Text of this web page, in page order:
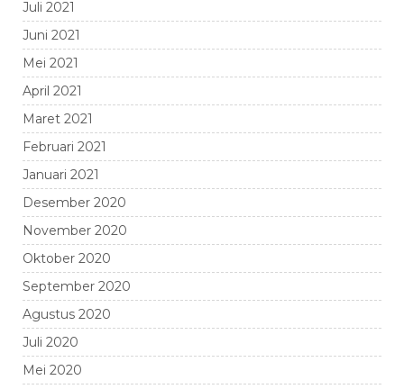
Juli 2021
Juni 2021
Mei 2021
April 2021
Maret 2021
Februari 2021
Januari 2021
Desember 2020
November 2020
Oktober 2020
September 2020
Agustus 2020
Juli 2020
Mei 2020